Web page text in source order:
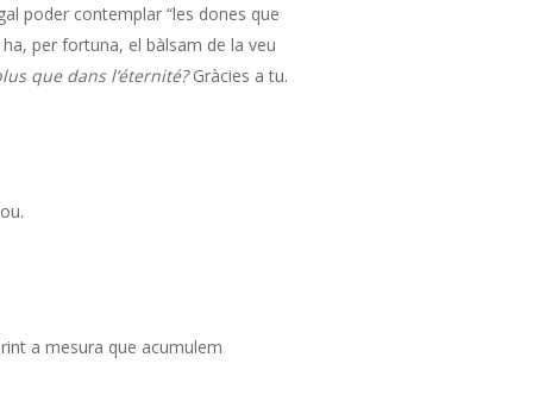
poder contemplar “les dones que
per fortuna, el bàlsam de la veu
que dans l’éternité?Gràcies a tu.
a mesura que acumulem